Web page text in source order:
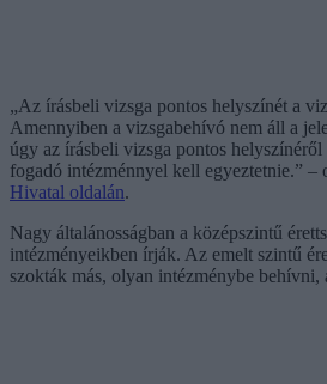
„Az írásbeli vizsga pontos helyszínét a
Amennyiben a vizsgabehívó nem áll a
úgy az írásbeli vizsga pontos helyszínéről
fogadó intézménnyel kell egyeztetnie.” –
Hivatal oldalán.
Nagy általánosságban a középszintű
intézményeikben írják. Az emelt szintű
szokták más, olyan intézménybe